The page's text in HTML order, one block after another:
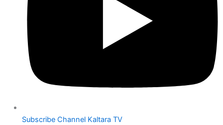
Subscribe Channel Kaltara TV